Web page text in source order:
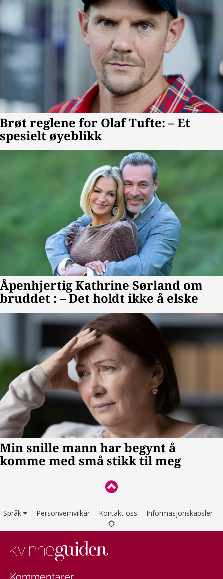
Språk Personvernvilkår Kontakt oss Informasjonskapsler